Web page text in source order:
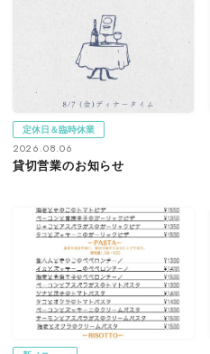
定休日＆臨時休業
2026.08.06
貸切営業のお知らせ